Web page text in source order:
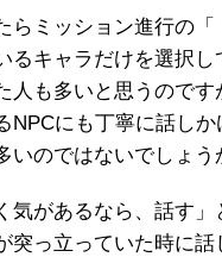
らミッション進行の「
るキャラだけを選択し
人も多いと思うのです
NPCにも丁寧に話しか
いのではないでしょう
気があるなら、話す
突っ立っていた時に話